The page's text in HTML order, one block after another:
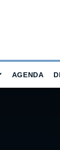
AGENDA